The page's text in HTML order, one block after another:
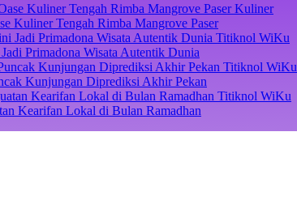
Kuliner
Kuliner Tengah Rimba Mangrove Paser
Titiknol WiKu
Primadona Wisata Autentik Dunia
Titiknol WiKu
Kunjungan Diprediksi Akhir Pekan
Titiknol WiKu
Kearifan Lokal di Bulan Ramadhan